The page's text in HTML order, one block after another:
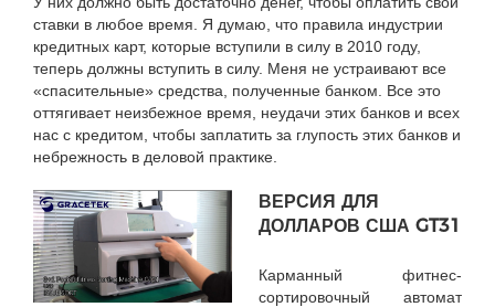
ставки в любое время. Я думаю, что правила индустрии
кредитных карт, которые вступили в силу в 2010 году,
теперь должны вступить в силу. Меня не устраивают все
«спасительные» средства, полученные банком. Все это
оттягивает неизбежное время, неудачи этих банков и всех
нас с кредитом, чтобы заплатить за глупость этих банков и
небрежность в деловой практике.
ВЕРСИЯ ДЛЯ
ДОЛЛАРОВ США GT31
Карманный фитнес-
сортировочный автомат